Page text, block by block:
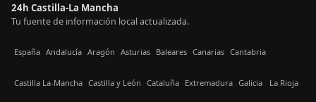
24h Castilla-La Mancha
Tu fuente de información local actualizada.
España Andalucía Aragón Asturias Baleares Canarias Cantabria
Castilla La-Mancha Castilla y León Cataluña Extremadura Galicia La Rioja